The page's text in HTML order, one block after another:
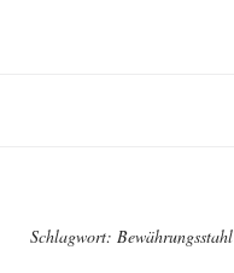
Schlagwort: Bewährungsstahl